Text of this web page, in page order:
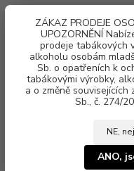
ZÁKAZ PRODEJE
UPOZORNĚNÍ
prodeje tabákových
alkoholu osobám
Sb. o opatřeních k
tabákovými výrobky,
a o změně
Sb., č. 274/
NE,
ANO,
0,7l 40% (dárkové balení 2